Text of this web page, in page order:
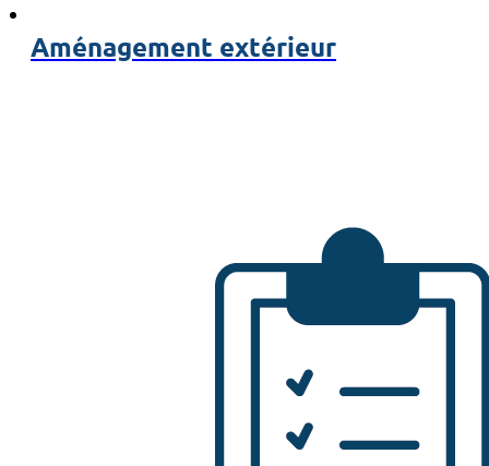
Aménagement extérieur